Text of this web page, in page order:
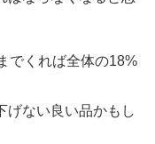
でくれば全体の18%
ない良い品かもし